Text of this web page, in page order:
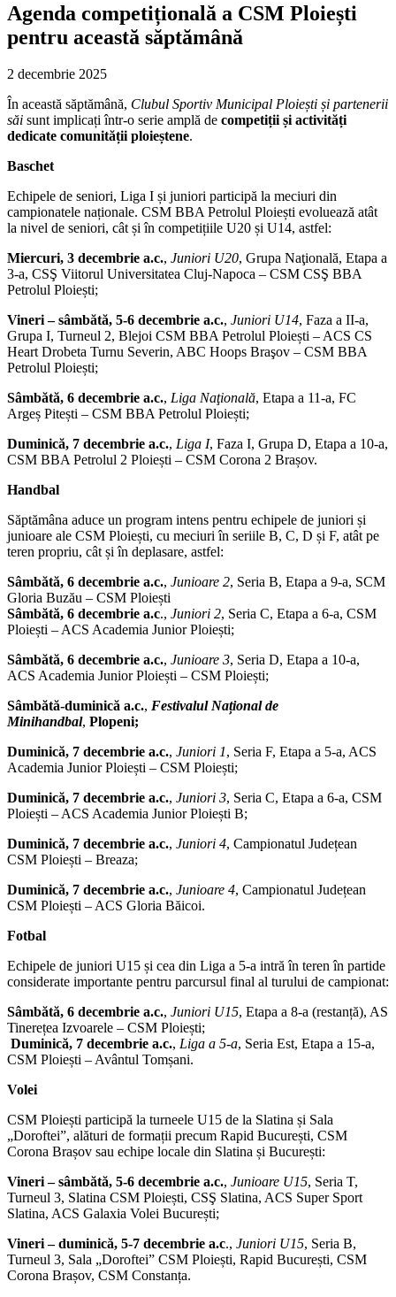
Agenda competițională a CSM Ploiești
pentru această săptămână
2 decembrie 2025
În această săptămână, Clubul Sportiv Municipal Ploiești și partenerii
săi sunt implicați într-o serie amplă de competiții și activități
dedicate comunității ploieștene.
Baschet
Echipele de seniori, Liga I și juniori participă la meciuri din
campionatele naționale. CSM BBA Petrolul Ploiești evoluează atât
la nivel de seniori, cât și în competițiile U20 și U14, astfel:
Miercuri, 3 decembrie a.c., Juniori U20, Grupa Naţională, Etapa a
3-a, CSŞ Viitorul Universitatea Cluj-Napoca – CSM CSŞ BBA
Petrolul Ploiești;
Vineri – sâmbătă, 5-6 decembrie a.c., Juniori U14, Faza a II-a,
Grupa I, Turneul 2, Blejoi CSM BBA Petrolul Ploiești – ACS CS
Heart Drobeta Turnu Severin, ABC Hoops Braşov – CSM BBA
Petrolul Ploiești;
Sâmbătă, 6 decembrie a.c., Liga Naţională, Etapa a 11-a, FC
Argeș Pitești – CSM BBA Petrolul Ploiești;
Duminică, 7 decembrie a.c., Liga I, Faza I, Grupa D, Etapa a 10-a,
CSM BBA Petrolul 2 Ploiești – CSM Corona 2 Brașov.
Handbal
Săptămâna aduce un program intens pentru echipele de juniori și
junioare ale CSM Ploiești, cu meciuri în seriile B, C, D și F, atât pe
teren propriu, cât și în deplasare, astfel:
Sâmbătă, 6 decembrie a.c., Junioare 2, Seria B, Etapa a 9-a, SCM
Gloria Buzău – CSM Ploiești
Sâmbătă, 6 decembrie a.c., Juniori 2, Seria C, Etapa a 6-a, CSM
Ploiești – ACS Academia Junior Ploiești;
Sâmbătă, 6 decembrie a.c., Junioare 3, Seria D, Etapa a 10-a,
ACS Academia Junior Ploiești – CSM Ploiești;
Sâmbătă-duminică a.c., Festivalul Național de
Minihandbal, Plopeni;
Duminică, 7 decembrie a.c., Juniori 1, Seria F, Etapa a 5-a, ACS
Academia Junior Ploiești – CSM Ploiești;
Duminică, 7 decembrie a.c., Juniori 3, Seria C, Etapa a 6-a, CSM
Ploiești – ACS Academia Junior Ploiești B;
Duminică, 7 decembrie a.c., Juniori 4, Campionatul Județean
CSM Ploiești – Breaza;
Duminică, 7 decembrie a.c., Junioare 4, Campionatul Județean
CSM Ploiești – ACS Gloria Băicoi.
Fotbal
Echipele de juniori U15 și cea din Liga a 5-a intră în teren în partide
considerate importante pentru parcursul final al turului de campionat:
Sâmbătă, 6 decembrie a.c., Juniori U15, Etapa a 8-a (restanță), AS
Tinerețea Izvoarele – CSM Ploiești;
Duminică, 7 decembrie a.c., Liga a 5-a, Seria Est, Etapa a 15-a,
CSM Ploiești – Avântul Tomșani.
Volei
CSM Ploiești participă la turneele U15 de la Slatina și Sala
„Doroftei”, alături de formații precum Rapid București, CSM
Corona Brașov sau echipe locale din Slatina și București:
Vineri – sâmbătă, 5-6 decembrie a.c., Junioare U15, Seria T,
Turneul 3, Slatina CSM Ploiești, CSŞ Slatina, ACS Super Sport
Slatina, ACS Galaxia Volei București;
Vineri – duminică, 5-7 decembrie a.c., Juniori U15, Seria B,
Turneul 3, Sala „Doroftei” CSM Ploiești, Rapid București, CSM
Corona Brașov, CSM Constanța.